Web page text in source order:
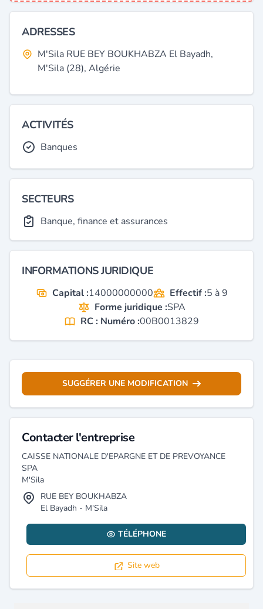
ADRESSES
M'Sila RUE BEY BOUKHABZA El Bayadh,
M'Sila (28), Algérie
ACTIVITÉS
Banques
SECTEURS
Banque, finance et assurances
INFORMATIONS JURIDIQUE
Capital :14000000000 Effectif :5 à 9
Forme juridique :SPA
RC : Numéro :00B0013829
SUGGÉRER UNE MODIFICATION
Contacter l'entreprise
CAISSE NATIONALE D'EPARGNE ET DE PREVOYANCE
SPA
M'Sila
RUE BEY BOUKHABZA
El Bayadh - M'Sila
TÉLÉPHONE
Site web